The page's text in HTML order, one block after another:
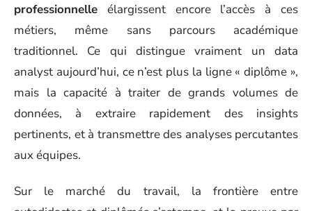
professionnelle élargissent encore l’accès à ces
métiers, même sans parcours académique
traditionnel. Ce qui distingue vraiment un data
analyst aujourd’hui, ce n’est plus la ligne « diplôme »,
mais la capacité à traiter de grands volumes de
données, à extraire rapidement des insights
pertinents, et à transmettre des analyses percutantes
aux équipes.
Sur le marché du travail, la frontière entre